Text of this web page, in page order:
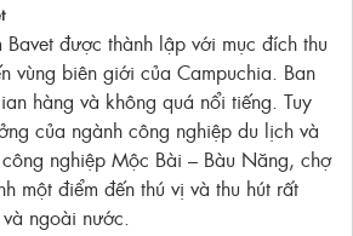
được thành lập với mục đích thu
vùng biên giới của Campuchia. Ban
hàng và không quá nổi tiếng. Tuy
của ngành công nghiệp du lịch và
nghiệp Mộc Bài – Bàu Năng, chợ
một điểm đến thú vị và thu hút rất
ngoài nước.